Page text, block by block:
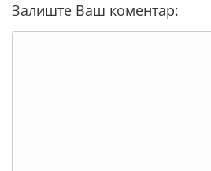
Залиште Ваш коментар: